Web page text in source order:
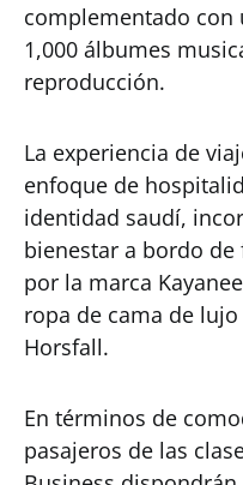
complementado con
1,000 álbumes
reproducción.
La experiencia de
enfoque de
identidad saudí,
bienestar a bordo
por la marca
ropa de cama de
Horsfall.
En términos de
pasajeros de las